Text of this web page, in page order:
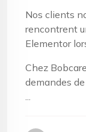
Nos clients
rencontrent
Elementor
Chez
demandes
...